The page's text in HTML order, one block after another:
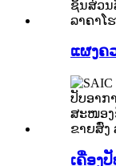
ແຜງຄ
ເຄື່ອງ